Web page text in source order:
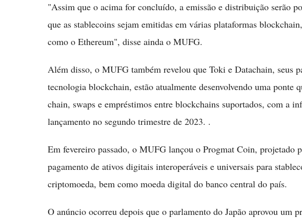
"Assim que o acima for concluído, a emissão e distribuição serão
que as stablecoins sejam emitidas em várias plataformas
como o Ethereum", disse ainda o MUFG.
Além disso, o MUFG também revelou que Toki e Datachain, seus
tecnologia blockchain, estão atualmente desenvolvendo uma ponte
chain, swaps e empréstimos entre blockchains suportados, com a
lançamento no segundo trimestre de 2023. .
Em fevereiro passado, o MUFG lançou o Progmat Coin, projetado
pagamento de ativos digitais interoperáveis e universais para
criptomoeda, bem como moeda digital do banco central do país.
O anúncio ocorreu depois que o parlamento do Japão aprovou um